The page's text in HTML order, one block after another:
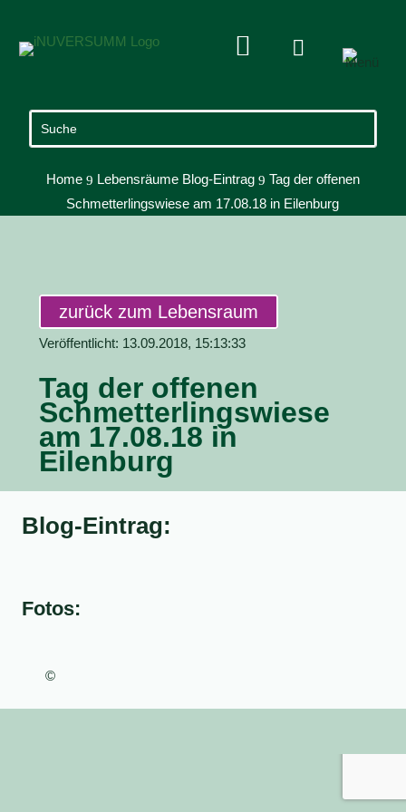
 
Home 9 Lebensräume Blog-Eintrag 9 Tag der offenen
Schmetterlingswiese am 17.08.18 in Eilenburg
zurück zum Lebensraum
Veröffentlicht: 13.09.2018, 15:13:33
Tag der offenen
Schmetterlingswiese
am 17.08.18 in
Eilenburg
Blog-Eintrag:
Fotos:
©